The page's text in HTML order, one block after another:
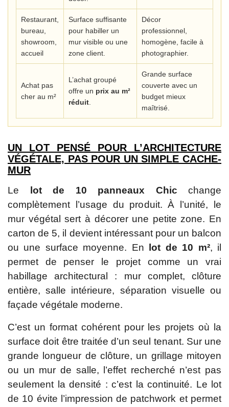
Restaurant,
bureau,
showroom,
accueil
Surface suffisante
pour habiller un
mur visible ou une
zone client.
Décor
professionnel,
homogène, facile à
photographier.
Achat pas
cher au m²
L’achat groupé
offre un prix au m²
réduit.
Grande surface
couverte avec un
budget mieux
maîtrisé.
UN LOT PENSÉ POUR L’ARCHITECTURE
VÉGÉTALE, PAS POUR UN SIMPLE CACHE-
MUR
Le lot de 10 panneaux Chic change
complètement l’usage du produit. À l’unité, le
mur végétal sert à décorer une petite zone. En
carton de 5, il devient intéressant pour un balcon
ou une surface moyenne. En
lot de 10 m², il
permet de penser le projet comme un vrai
habillage architectural : mur complet, clôture
entière, salle intérieure, séparation visuelle ou
façade végétale moderne.
C’est un format cohérent pour les projets où la
surface doit être traitée d’un seul tenant. Sur une
grande longueur de clôture, un grillage mitoyen
ou un mur de salle, l’effet recherché n’est pas
seulement la densité : c’est la continuité. Le lot
de 10 évite l’impression de patchwork et permet